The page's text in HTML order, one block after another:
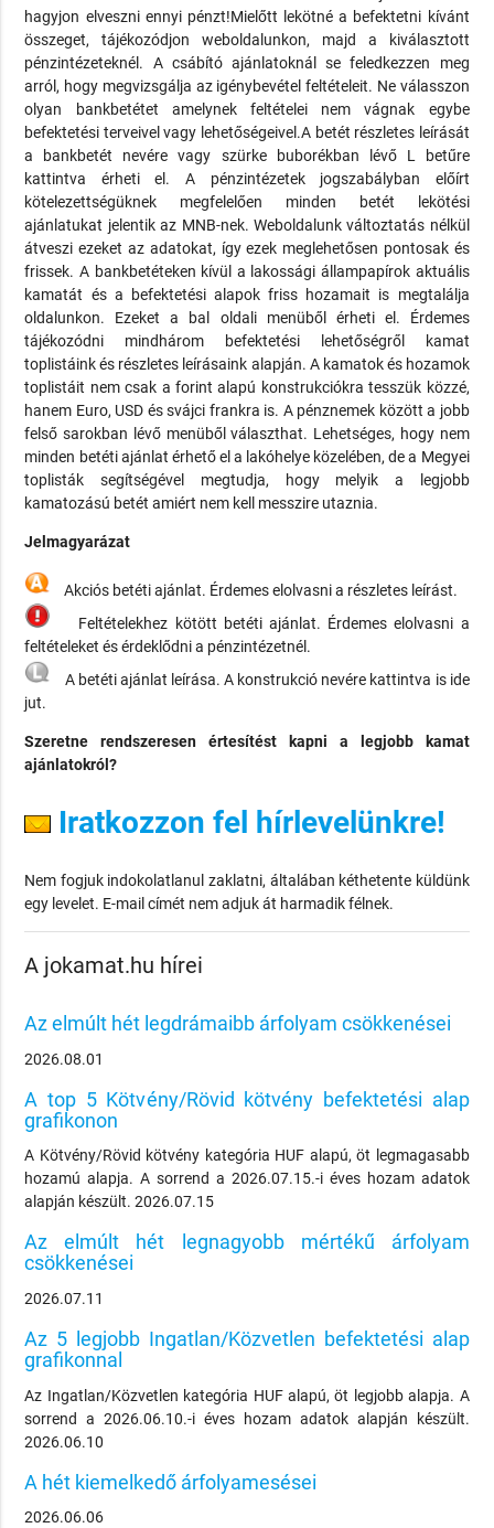
hagyjon elveszni ennyi pénzt!Mielőtt lekötné a befektetni kívánt
összeget, tájékozódjon weboldalunkon, majd a kiválasztott
pénzintézeteknél. A csábító ajánlatoknál se feledkezzen meg
arról, hogy megvizsgálja az igénybevétel feltételeit. Ne válasszon
olyan bankbetétet amelynek feltételei nem vágnak egybe
befektetési terveivel vagy lehetőségeivel.A betét részletes leírását
a bankbetét nevére vagy szürke buborékban lévő L betűre
kattintva érheti el. A pénzintézetek jogszabályban előírt
kötelezettségüknek megfelelően minden betét lekötési
ajánlatukat jelentik az MNB-nek. Weboldalunk változtatás nélkül
átveszi ezeket az adatokat, így ezek meglehetősen pontosak és
frissek. A bankbetéteken kívül a lakossági állampapírok aktuális
kamatát és a befektetési alapok friss hozamait is megtalálja
oldalunkon. Ezeket a bal oldali menüből érheti el. Érdemes
tájékozódni mindhárom befektetési lehetőségről kamat
toplistáink és részletes leírásaink alapján. A kamatok és hozamok
toplistáit nem csak a forint alapú konstrukciókra tesszük közzé,
hanem Euro, USD és svájci frankra is. A pénznemek között a jobb
felső sarokban lévő menüből választhat. Lehetséges, hogy nem
minden betéti ajánlat érhető el a lakóhelye közelében, de a Megyei
toplisták segítségével megtudja, hogy melyik a legjobb
kamatozású betét amiért nem kell messzire utaznia.
Jelmagyarázat
Akciós betéti ajánlat. Érdemes elolvasni a részletes leírást.
Feltételekhez kötött betéti ajánlat. Érdemes elolvasni a
feltételeket és érdeklődni a pénzintézetnél.
A betéti ajánlat leírása. A konstrukció nevére kattintva is ide
jut.
Szeretne rendszeresen értesítést kapni a legjobb kamat
ajánlatokról?
Iratkozzon fel hírlevelünkre!
Nem fogjuk indokolatlanul zaklatni, általában kéthetente küldünk
egy levelet. E-mail címét nem adjuk át harmadik félnek.
A jokamat.hu hírei
Az elmúlt hét legdrámaibb árfolyam csökkenései
2026.08.01
A top 5 Kötvény/Rövid kötvény befektetési alap
grafikonon
A Kötvény/Rövid kötvény kategória HUF alapú, öt legmagasabb
hozamú alapja. A sorrend a 2026.07.15.-i éves hozam adatok
alapján készült. 2026.07.15
Az elmúlt hét legnagyobb mértékű árfolyam
csökkenései
2026.07.11
Az 5 legjobb Ingatlan/Közvetlen befektetési alap
grafikonnal
Az Ingatlan/Közvetlen kategória HUF alapú, öt legjobb alapja. A
sorrend a 2026.06.10.-i éves hozam adatok alapján készült.
2026.06.10
A hét kiemelkedő árfolyamesései
2026.06.06